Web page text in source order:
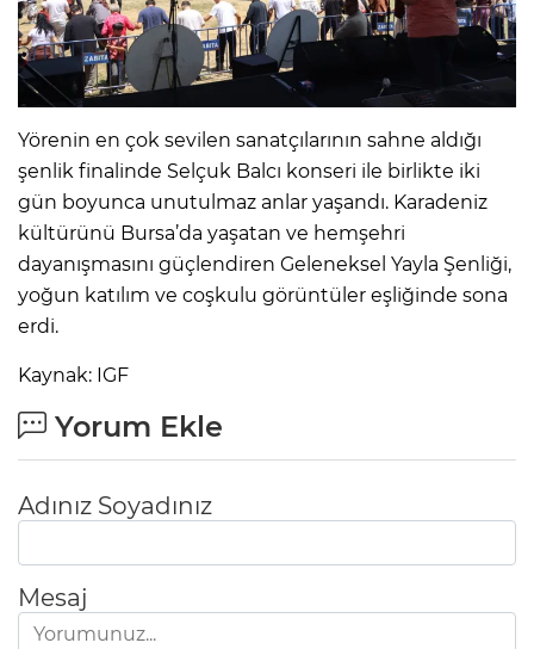
Yörenin en çok sevilen sanatçılarının sahne aldığı
şenlik finalinde Selçuk Balcı konseri ile birlikte iki
gün boyunca unutulmaz anlar yaşandı. Karadeniz
kültürünü Bursa’da yaşatan ve hemşehri
dayanışmasını güçlendiren Geleneksel Yayla Şenliği,
yoğun katılım ve coşkulu görüntüler eşliğinde sona
erdi.
Kaynak: IGF
Yorum Ekle
Adınız Soyadınız
Mesaj